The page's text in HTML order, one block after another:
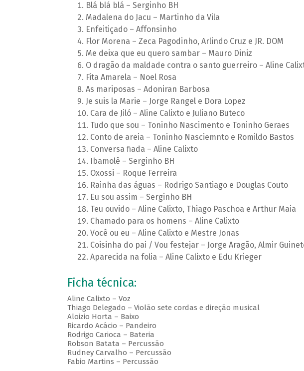
Blá blá blá – Serginho BH
Madalena do Jacu – Martinho da Vila
Enfeitiçado – Affonsinho
Flor Morena – Zeca Pagodinho, Arlindo Cruz e JR. DOM
Me deixa que eu quero sambar – Mauro Diniz
O dragão da maldade contra o santo guerreiro – Aline
Fita Amarela – Noel Rosa
As mariposas – Adoniran Barbosa
Je suis la Marie – Jorge Rangel e Dora Lopez
Cara de Jiló – Aline Calixto e Juliano Buteco
Tudo que sou – Toninho Nascimento e Toninho Geraes
Conto de areia – Toninho Nasciemnto e Romildo Bastos
Conversa fiada – Aline Calixto
Ibamolê – Serginho BH
Oxossi – Roque Ferreira
Rainha das águas – Rodrigo Santiago e Douglas Couto
Eu sou assim – Serginho BH
Teu ouvido – Aline Calixto, Thiago Paschoa e Arthur Maia
Chamado para os homens – Aline Calixto
Você ou eu – Aline Calixto e Mestre Jonas
Coisinha do pai / Vou festejar – Jorge Aragão, Almir
Aparecida na folia – Aline Calixto e Edu Krieger
Ficha técnica:
Aline Calixto – Voz
Thiago Delegado – Violão sete cordas e direção musical
Aloizio Horta – Baixo
Ricardo Acácio – Pandeiro
Rodrigo Carioca – Bateria
Robson Batata – Percussão
Rudney Carvalho – Percussão
Fabio Martins – Percussão